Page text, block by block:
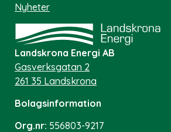
Nyheter
Landskrona Energi AB
Gasverksgatan 2
261 35 Landskrona
Bolagsinformation
Org.nr: 556803-9217